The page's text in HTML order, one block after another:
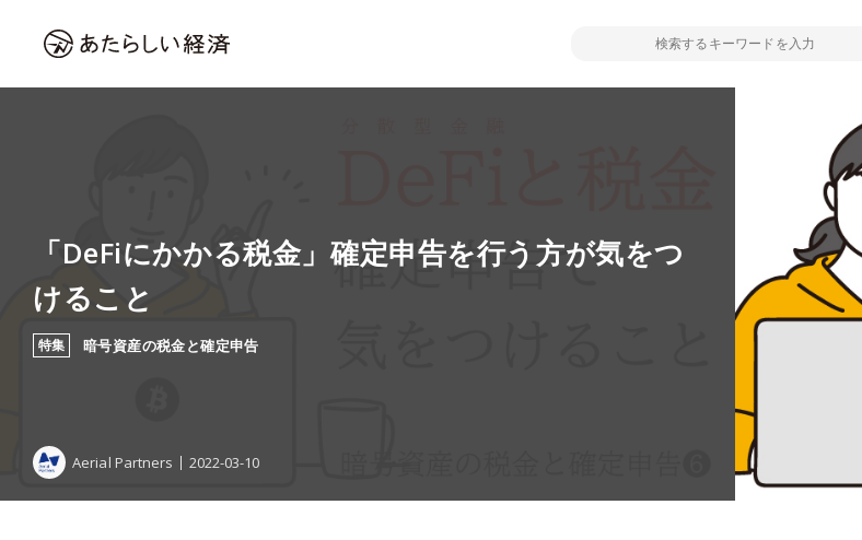
「DeFiにかかる税金」確定申告を行う方が気をつ
けること
特集 暗号資産の税金と確定申告
Aerial Partners 2022-03-10